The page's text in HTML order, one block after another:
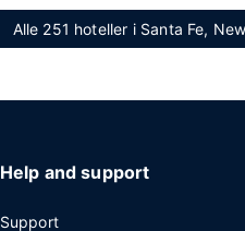
Alle 251 hoteller i Santa Fe,
Help and support
Support